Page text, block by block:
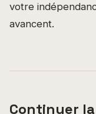
votre
avancent.
Continuer